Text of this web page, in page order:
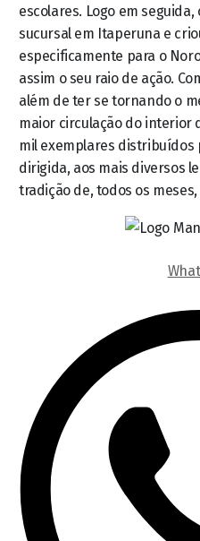
escolares. Logo em
sucursal em Itaperuna e
especificamente para o
assim o seu raio de ação.
além de ter se tornando o
maior circulação do interior
mil exemplares distribuídos
dirigida, aos mais diversos
tradição de, todos os